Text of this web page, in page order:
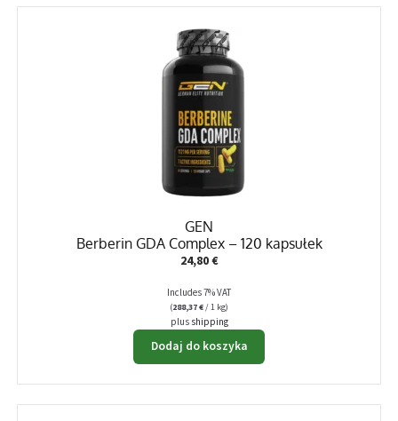
GEN
Berberin GDA Complex – 120 kapsułek
24,80€
Includes 7% VAT
(288,37€/ 1 kg)
plus shipping
Dodaj do koszyka